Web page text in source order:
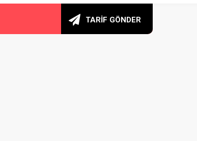
TARİF GÖNDER